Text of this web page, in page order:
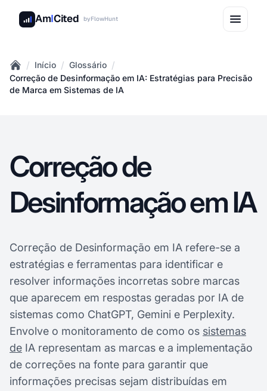
AmICited byFlowHunt
Home
/ Início / Glossário /
Correção de Desinformação em IA: Estratégias para Precisão
de Marca em Sistemas de IA
Correção de
Desinformação em IA
Correção de Desinformação em IA refere-se a
estratégias e ferramentas para identificar e
resolver informações incorretas sobre marcas
que aparecem em respostas geradas por IA de
sistemas como ChatGPT, Gemini e Perplexity.
Envolve o monitoramento de como os sistemas
de IA representam as marcas e a implementação
de correções na fonte para garantir que
informações precisas sejam distribuídas em